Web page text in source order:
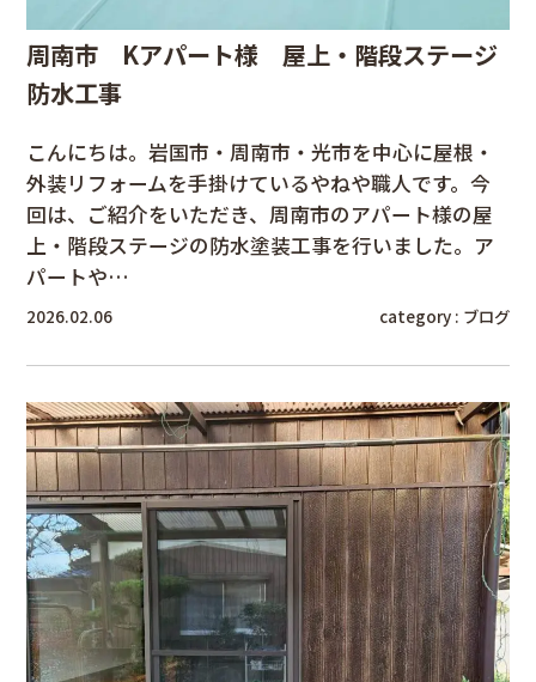
周南市 Kアパート様 屋上・階段ステージ
防水工事
こんにちは。岩国市・周南市・光市を中心に屋根・
外装リフォームを手掛けているやねや職人です。今
回は、ご紹介をいただき、周南市のアパート様の屋
上・階段ステージの防水塗装工事を行いました。ア
パートや…
2026.02.06 category : ブログ